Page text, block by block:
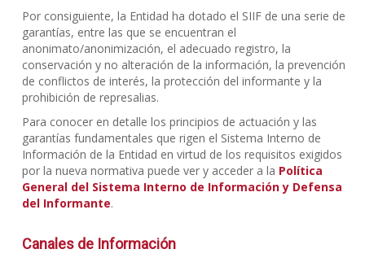
Por consiguiente, la Entidad ha dotado el SIIF de una serie de
garantías, entre las que se encuentran el
anonimato/anonimización, el adecuado registro, la
conservación y no alteración de la información, la prevención
de conflictos de interés, la protección del informante y la
prohibición de represalias.
Para conocer en detalle los principios de actuación y las
garantías fundamentales que rigen el Sistema Interno de
Información de la Entidad en virtud de los requisitos exigidos
por la nueva normativa puede ver y acceder a la Política
General del Sistema Interno de Información y Defensa
del Informante.
Canales de Información